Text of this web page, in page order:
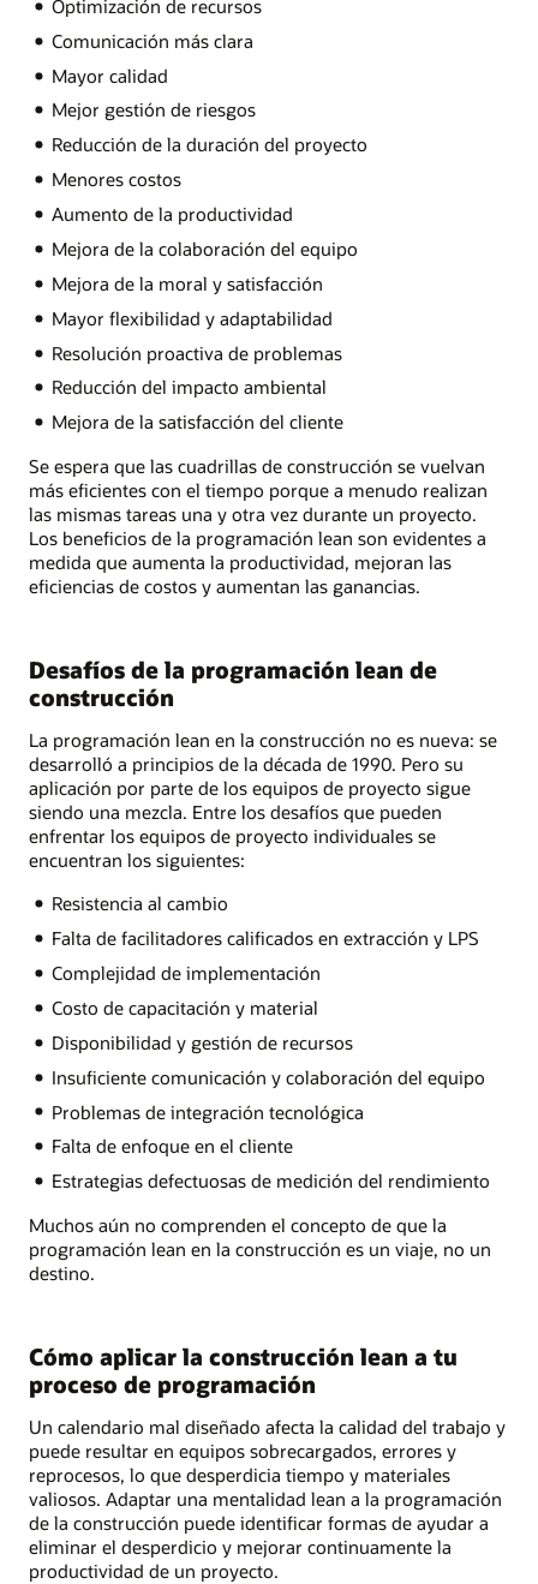
Optimización de recursos
Comunicación más clara
Mayor calidad
Mejor gestión de riesgos
Reducción de la duración del proyecto
Menores costos
Aumento de la productividad
Mejora de la colaboración del equipo
Mejora de la moral y satisfacción
Mayor flexibilidad y adaptabilidad
Resolución proactiva de problemas
Reducción del impacto ambiental
Mejora de la satisfacción del cliente
Se espera que las cuadrillas de construcción se vuelvan
más eficientes con el tiempo porque a menudo realizan
las mismas tareas una y otra vez durante un proyecto.
Los beneficios de la programación lean son evidentes a
medida que aumenta la productividad, mejoran las
eficiencias de costos y aumentan las ganancias.
Desafíos de la programación lean de
construcción
La programación lean en la construcción no es nueva: se
desarrolló a principios de la década de 1990. Pero su
aplicación por parte de los equipos de proyecto sigue
siendo una mezcla. Entre los desafíos que pueden
enfrentar los equipos de proyecto individuales se
encuentran los siguientes:
Resistencia al cambio
Falta de facilitadores calificados en extracción y LPS
Complejidad de implementación
Costo de capacitación y material
Disponibilidad y gestión de recursos
Insuficiente comunicación y colaboración del equipo
Problemas de integración tecnológica
Falta de enfoque en el cliente
Estrategias defectuosas de medición del rendimiento
Muchos aún no comprenden el concepto de que la
programación lean en la construcción es un viaje, no un
destino.
Cómo aplicar la construcción lean a tu
proceso de programación
Un calendario mal diseñado afecta la calidad del trabajo y
puede resultar en equipos sobrecargados, errores y
reprocesos, lo que desperdicia tiempo y materiales
valiosos. Adaptar una mentalidad lean a la programación
de la construcción puede identificar formas de ayudar a
eliminar el desperdicio y mejorar continuamente la
productividad de un proyecto.